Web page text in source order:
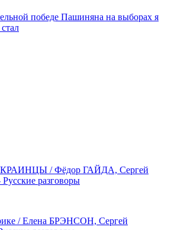
победе Пашиняна на выборах я
/ Фёдор ГАЙДА, Сергей
разговоры
/ Елена БРЭНСОН, Сергей